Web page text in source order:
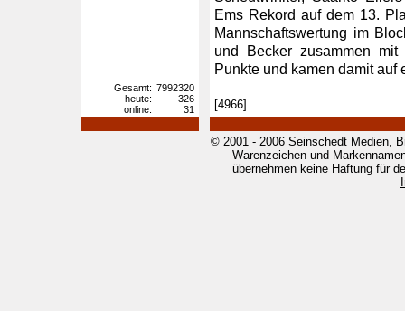
Ems Rekord auf dem 13.
Mannschaftswertung im
und Becker zusammen
Punkte und kamen damit
[4966]
Gesamt: 7992320
heute:
326
online:
31
© 2001 - 2006 Seinschedt Medien,
Warenzeichen und
übernehmen keine Haftung für